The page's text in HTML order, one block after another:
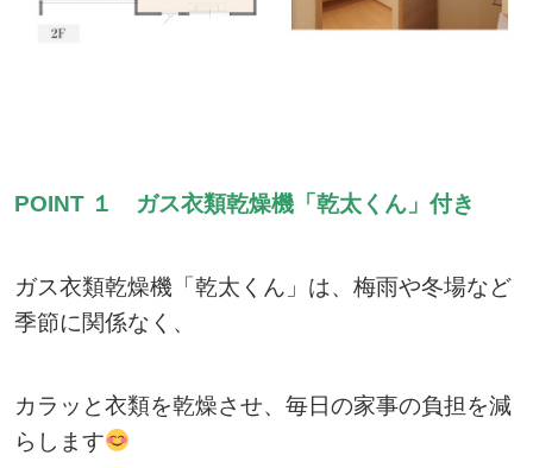
POINT １ ガス衣類乾燥機「乾太くん」付き
ガス衣類乾燥機「乾太くん」は、梅雨や冬場など
季節に関係なく、
カラッと衣類を乾燥させ、毎日の家事の負担を減
らします